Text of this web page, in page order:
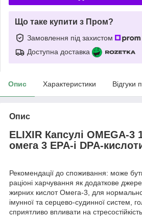
Що таке купити з Пром?
Замовлення під захистом
Доступна доставка
Опис Характеристики Відгуки
Опис
ELIXIR Капсулі OMEGA-3
омега 3 EPA-і DPA-
Рекомендації до споживання: може
раціоні харчування як додаткове
жирних кислот Омега-3, для
імунної та серцево-судинної систем,
сприятливо впливати на